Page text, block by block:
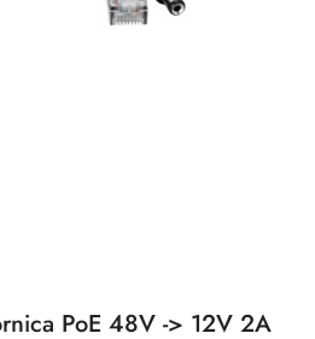
PoE 48V -> 12V 2A